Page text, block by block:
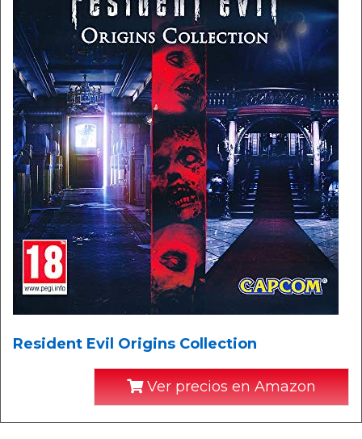
Resident Evil Origins Collection
Ver precios en Amazon